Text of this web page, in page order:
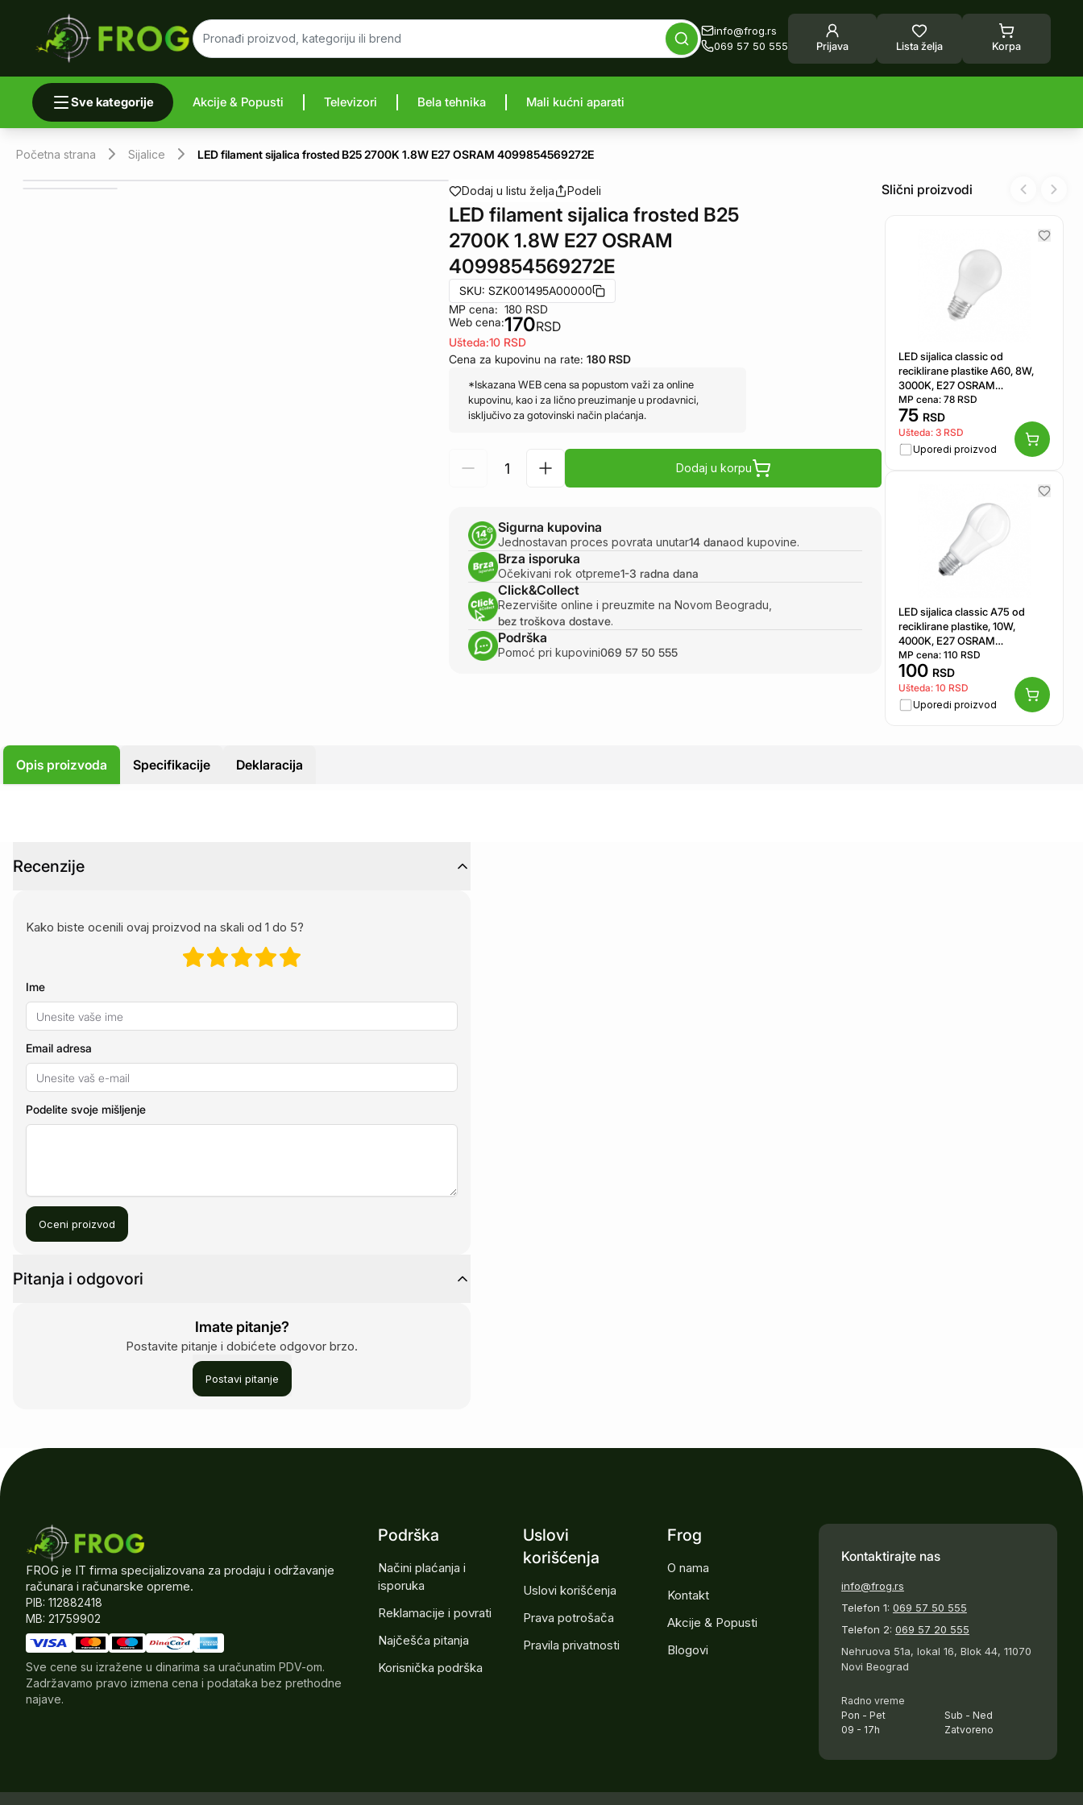
info@frog.rs
069 57 50 555
Prijava Lista želja Korpa
Sve kategorije Akcije & Popusti Televizori Bela tehnika Mali kućni aparati
Početna strana Sijalice LED filament sijalica frosted B25 2700K 1.8W E27 OSRAM 4099854569272E
Dodaj u listu želja Podeli
LED filament sijalica frosted B25
2700K 1.8W E27 OSRAM
4099854569272E
SKU: SZK001495A00000
MP cena:
Web cena:
180 RSD
170RSD
Ušteda:10 RSD
Cena za kupovinu na rate: 180 RSD
*Iskazana WEB cena sa popustom važi za online
kupovinu, kao i za lično preuzimanje u prodavnici,
isključivo za gotovinski način plaćanja.
Dodaj u korpu
Sigurna kupovina
Jednostavan proces povrata unutar14 danaod kupovine.
Brza isporuka
Očekivani rok otpreme1-3 radna dana
Click&Collect
Rezervišite online i preuzmite na Novom Beogradu,
bez troškova dostave.
Podrška
Pomoć pri kupovini069 57 50 555
Slični proizvodi
LED sijalica classic od
reciklirane plastike A60, 8W,
3000K, E27 OSRAM
4099854530357E
MP cena: 78RSD
75 RSD
Ušteda: 3RSD
Uporedi proizvod
LED sijalica classic A75 od
reciklirane plastike, 10W,
4000K, E27 OSRAM
4099854531750E
MP cena: 110 RSD
100 RSD
Ušteda: 10 RSD
Uporedi proizvod
Previous
Next
Opis proizvoda Specifikacije Deklaracija
Recenzije
Kako biste ocenili ovaj proizvod na skali od 1 do 5?
Ime
Email adresa
Podelite svoje mišljenje
Oceni proizvod
Pitanja i odgovori
Imate pitanje?
Postavite pitanje i dobićete odgovor brzo.
Postavi pitanje
FROG je IT firma specijalizovana za prodaju i održavanje
računara i računarske opreme.
PIB: 112882418
MB: 21759902
Sve cene su izražene u dinarima sa uračunatim PDV-om.
Zadržavamo pravo izmena cena i podataka bez prethodne
najave.
Podrška
Načini plaćanja i
isporuka
Reklamacije i povrati
Najčešća pitanja
Korisnička podrška
Uslovi
korišćenja
Uslovi korišćenja
Prava potrošača
Pravila privatnosti
Frog
O nama
Kontakt
Akcije & Popusti
Blogovi
Kontaktirajte nas
info@frog.rs
Telefon 1: 069 57 50 555
Telefon 2: 069 57 20 555
Nehruova 51a, lokal 16, Blok 44, 11070
Novi Beograd
Radno vreme
Pon - Pet
09 - 17h
Sub - Ned
Zatvoreno